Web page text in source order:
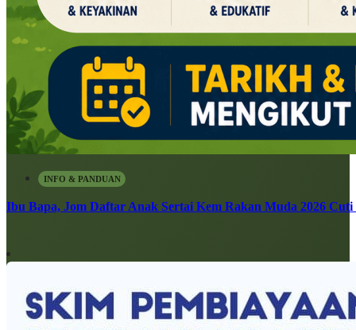
INFO & PANDUAN
Ibu Bapa, Jom Daftar Anak Sertai Kem Rakan Muda 2026